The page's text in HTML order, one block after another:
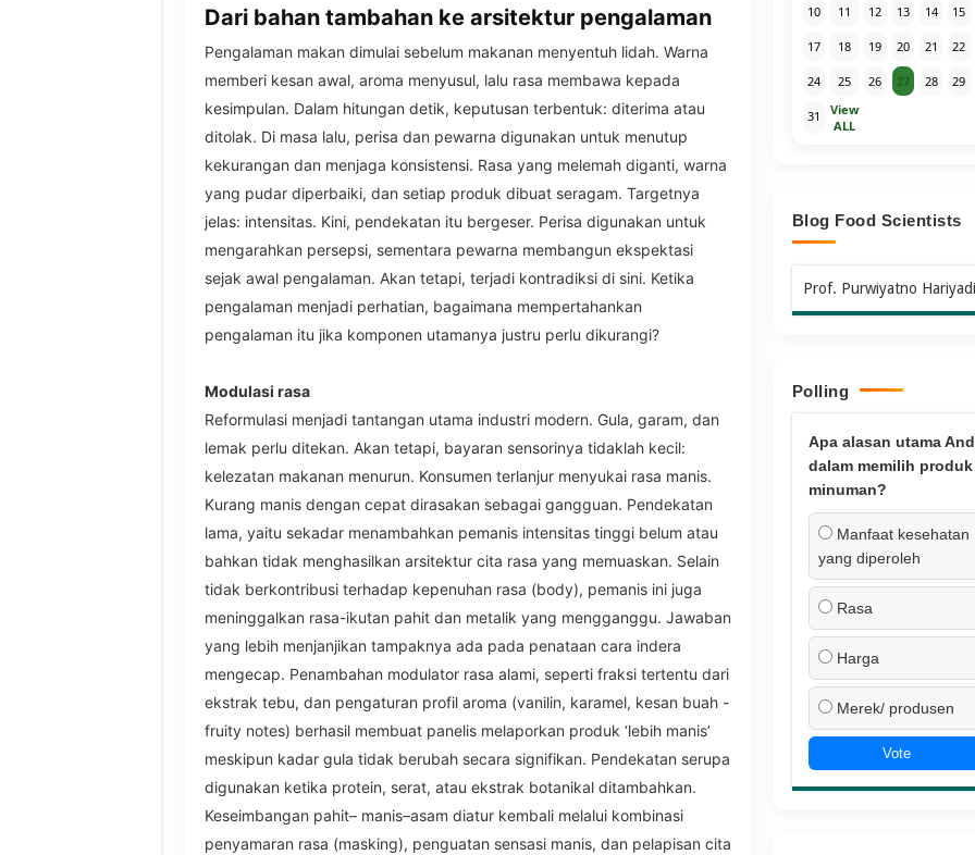
Dari bahan tambahan ke arsitektur pengalaman
Pengalaman makan dimulai sebelum makanan menyentuh lidah. Warna
memberi kesan awal, aroma menyusul, lalu rasa membawa kepada
kesimpulan. Dalam hitungan detik, keputusan terbentuk: diterima atau
ditolak. Di masa lalu, perisa dan pewarna digunakan untuk menutup
kekurangan dan menjaga konsistensi. Rasa yang melemah diganti, warna
yang pudar diperbaiki, dan setiap produk dibuat seragam. Targetnya
jelas: intensitas. Kini, pendekatan itu bergeser. Perisa digunakan untuk
mengarahkan persepsi, sementara pewarna membangun ekspektasi
sejak awal pengalaman. Akan tetapi, terjadi kontradiksi di sini. Ketika
pengalaman menjadi perhatian, bagaimana mempertahankan
pengalaman itu jika komponen utamanya justru perlu dikurangi?
Modulasi rasa
Reformulasi menjadi tantangan utama industri modern. Gula, garam, dan
lemak perlu ditekan. Akan tetapi, bayaran sensorinya tidaklah kecil:
kelezatan makanan menurun. Konsumen terlanjur menyukai rasa manis.
Kurang manis dengan cepat dirasakan sebagai gangguan. Pendekatan
lama, yaitu sekadar menambahkan pemanis intensitas tinggi belum atau
bahkan tidak menghasilkan arsitektur cita rasa yang memuaskan. Selain
tidak berkontribusi terhadap kepenuhan rasa (body), pemanis ini juga
meninggalkan rasa-ikutan pahit dan metalik yang mengganggu. Jawaban
yang lebih menjanjikan tampaknya ada pada penataan cara indera
mengecap. Penambahan modulator rasa alami, seperti fraksi tertentu dari
ekstrak tebu, dan pengaturan profil aroma (vanilin, karamel, kesan buah -
fruity notes) berhasil membuat panelis melaporkan produk ‘lebih manis’
meskipun kadar gula tidak berubah secara signifikan. Pendekatan serupa
digunakan ketika protein, serat, atau ekstrak botanikal ditambahkan.
Keseimbangan pahit– manis–asam diatur kembali melalui kombinasi
penyamaran rasa (masking), penguatan sensasi manis, dan pelapisan cita
10 11 12 13 14 15
17 18 19 20 21 22
24 25 26 27 28 29
31
View
ALL
Blog Food Scientists
Prof. Purwiyatno Hariyadi
Polling
Apa alasan utama
dalam memilih produk
minuman?
Manfaat kesehatan
yang diperoleh
Rasa
Harga
Merek/ produsen
Vote